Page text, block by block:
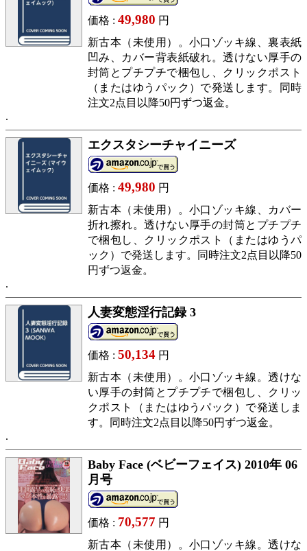
価格 : 49,980 円
新古本（未使用）。小口ゾッキ線、裏表紙
凹み、カバー背表紙破れ。透けない厚手の
封筒とプチプチで梱包し、クリックポスト
（またはゆうパック）で発送します。同時
注文2点目以降50円ずつ返金。
エクスタシーチャイニーズ
価格 : 49,980 円
新古本（未使用）。小口ゾッキ線、カバー
折れ擦れ。透けない厚手の封筒とプチプチ
で梱包し、クリックポスト（またはゆうパ
ック）で発送します。同時注文2点目以降50
円ずつ返金。
人妻変態淫行記録 3
価格 : 50,134 円
新古本（未使用）。小口ゾッキ線。透けな
い厚手の封筒とプチプチで梱包し、クリッ
クポスト（またはゆうパック）で発送しま
す。同時注文2点目以降50円ずつ返金。
Baby Face (ベビーフェイス) 2010年 06
月号
価格 : 70,577 円
新古本（未使用）。小口ゾッキ線。透けな